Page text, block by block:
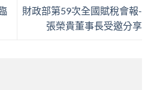
財政部第59次全國賦稅會報-
張榮貴董事長受邀分享